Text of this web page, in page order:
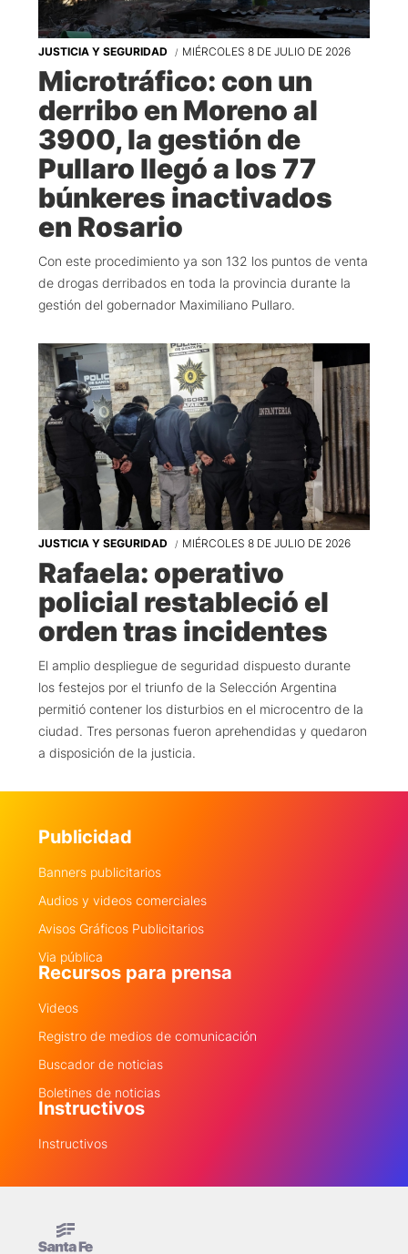
JUSTICIA Y SEGURIDAD MIÉRCOLES 8 DE JULIO DE 2026
Microtráfico: con un
derribo en Moreno al
3900, la gestión de
Pullaro llegó a los 77
búnkeres inactivados
en Rosario
Con este procedimiento ya son 132 los puntos de venta
de drogas derribados en toda la provincia durante la
gestión del gobernador Maximiliano Pullaro.
JUSTICIA Y SEGURIDAD MIÉRCOLES 8 DE JULIO DE 2026
Rafaela: operativo
policial restableció el
orden tras incidentes
El amplio despliegue de seguridad dispuesto durante
los festejos por el triunfo de la Selección Argentina
permitió contener los disturbios en el microcentro de la
ciudad. Tres personas fueron aprehendidas y quedaron
a disposición de la justicia.
Publicidad
Banners publicitarios
Audios y videos comerciales
Avisos Gráficos Publicitarios
Via pública
Recursos para prensa
Videos
Registro de medios de comunicación
Buscador de noticias
Boletines de noticias
Instructivos
Instructivos